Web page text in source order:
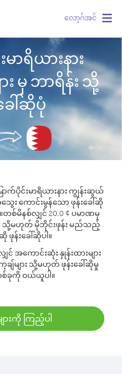
လော့ဂ်အင်
ာရိယားနား
း မှ ဘာရိန်း သို့
ေါ်ဆိုပုံ
ာက်ပိုင်းမာရိယားနား ကျွန်းဆွယ်
ေး ကောင်းမွန်သော ဖုန်းခေါ်ဆို
တစ်မိနစ်လျှင် 20.0 ¢ ပမာဏမှ
န်း သို့မဟုတ် မိုဘိုင်းဖုန်း မည်သည့်
န်းခေါ်ဆိုပါ။
အကောင်းဆုံး နှုန်းထားများ
ျ်များ သို့မဟုတ် ဖုန်းခေါ်ဆိုမှု
ခုကို ဝယ်ယူပါ။
ားကို ကြည့်ပါ